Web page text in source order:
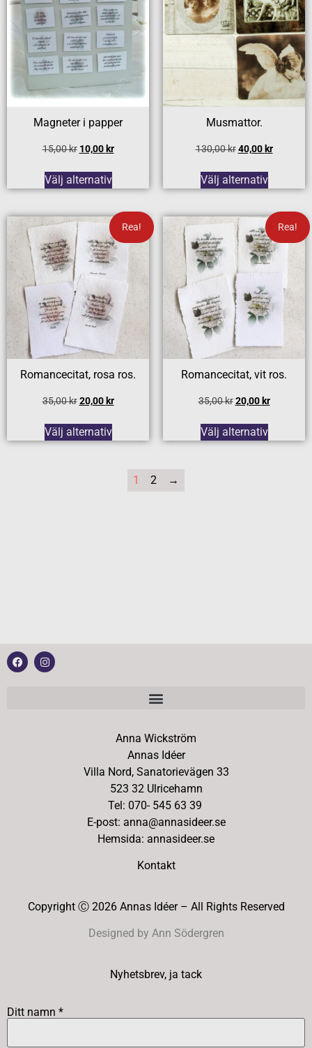
Magneter i papper
15,00kr 10,00 kr
Välj alternativ
Musmattor.
130,00kr 40,00 kr
Välj alternativ
Rea!
Romancecitat, rosa ros.
35,00kr 20,00 kr
Välj alternativ
Rea!
Romancecitat, vit ros.
35,00kr 20,00 kr
Välj alternativ
1 2 →
Anna Wickström
Annas Idéer
Villa Nord, Sanatorievägen 33
523 32 Ulricehamn
Tel: 070- 545 63 39
E-post: anna@annasideer.se
Hemsida: annasideer.se
Kontakt
Copyright Ⓒ 2026 Annas Idéer – All Rights Reserved
Designed by Ann Södergren
Nyhetsbrev, ja tack
Ditt namn *